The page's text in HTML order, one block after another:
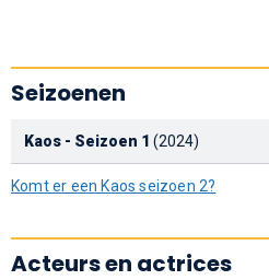
Seizoenen
Kaos - Seizoen 1 (2024)
Komt er een Kaos seizoen 2?
Acteurs en actrices